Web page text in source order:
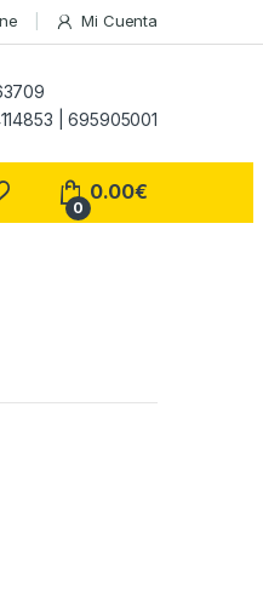
Mi Cuenta
| 695905001
0
0.00€